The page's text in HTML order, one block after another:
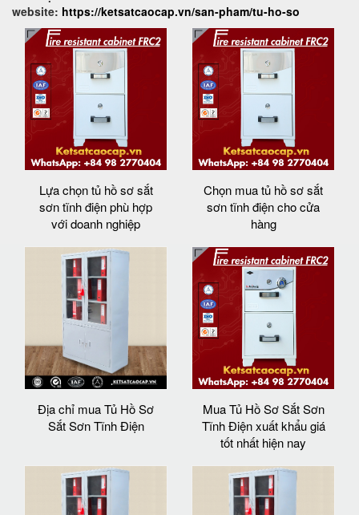
website: https://ketsatcaocap.vn/san-pham/tu-ho-so
Lựa chọn tủ hồ sơ sắt
sơn tĩnh điện phù hợp
với doanh nghiệp
Chọn mua tủ hồ sơ sắt
sơn tĩnh điện cho cửa
hàng
Địa chỉ mua Tủ Hồ Sơ
Sắt Sơn Tĩnh Điện
Mua Tủ Hồ Sơ Sắt Sơn
Tĩnh Điện xuất khẩu giá
tốt nhất hiện nay